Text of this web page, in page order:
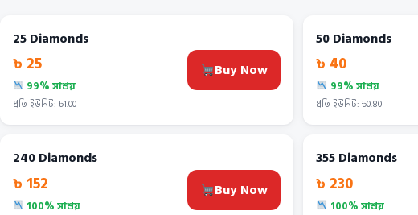
25 Diamonds
৳ 25
99% সাশ্রয়
প্রতি ইউনিট: ৳1.00
Buy Now
50 Diamonds
৳ 40
99% সাশ্রয়
প্রতি ইউনিট: ৳0.80
240 Diamonds
৳ 152
100% সাশ্রয়
Buy Now
355 Diamonds
৳ 230
100% সাশ্রয়